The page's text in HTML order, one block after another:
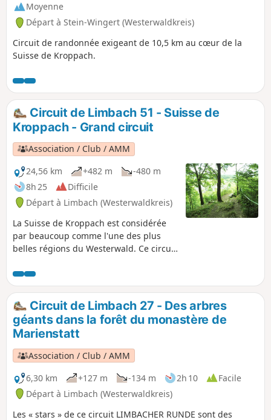
Moyenne
Départ à Stein-Wingert (Westerwaldkreis)
Circuit de randonnée exigeant de 10,5 km au cœur de la
Suisse de Kroppach.
Circuit de Limbach 51 - Suisse de
Kroppach - Grand circuit
Association / Club / AMM
24,56 km
+482 m
-480 m
8h 25
Difficile
Départ à Limbach (Westerwaldkreis)
La Suisse de Kroppach est considérée
par beaucoup comme l'une des plus
belles régions du Westerwald. Ce circuit
paradis naturel jusqu'à peu avant
Wissen. Il passe par la vallée du
Lauterbach, la Große Nister et le «
Weltende » (la fin du monde). Après
avoir admiré la vue depuis la « Spitze
Ley », on arrive au coin allemand du
Westerwald, puis on revient à Limbach
en passant par le moulin de Lützelau et
le sentier sauvage et romantique des
grottes de Heunig.
Circuit de Limbach 27 - Des arbres
géants dans la forêt du monastère de
Marienstatt
Association / Club / AMM
6,30 km
+127 m -134 m 2h 10
Facile
Départ à Limbach (Westerwaldkreis)
Les « stars » de ce circuit LIMBACHER RUNDE sont des